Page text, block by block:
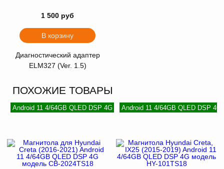
1 500 руб
В корзину
Диагностический адаптер
ELM327 (Ver. 1.5)
ПОХОЖИЕ ТОВАРЫ
Android 11 4/64GB QLED DSP 4G Android 11 4/64GB QLED DSP 4G